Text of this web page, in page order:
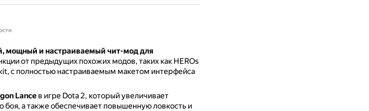
мощный и настраиваемый чит-мод для
от предыдущих похожих модов, таких как HEROs
с полностью настраиваемым макетом интерфейса
Lanceв игре Dota 2, который увеличивает
боя, а также обеспечивает повышенную ловкость и